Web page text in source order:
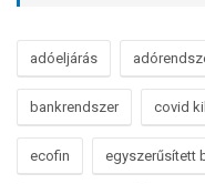
adóeljárás
bankrendszer covid
ecofin egyszerűsített